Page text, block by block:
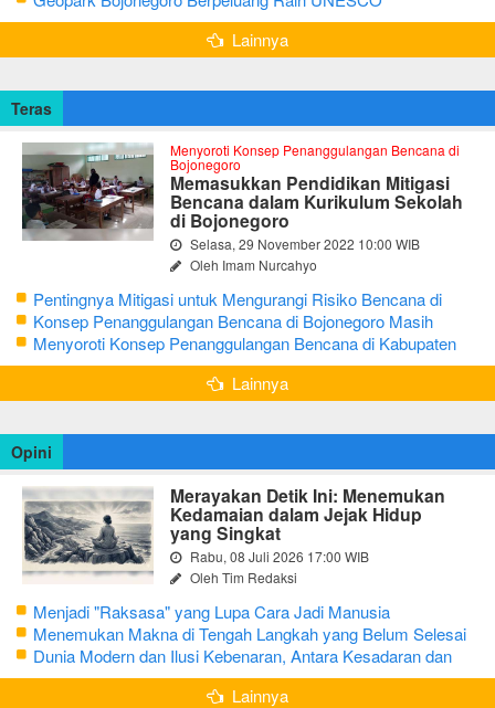
Global Geopark
Lainnya
Teras
Menyoroti Konsep Penanggulangan Bencana di
Bojonegoro
Memasukkan Pendidikan Mitigasi
Bencana dalam Kurikulum Sekolah
di Bojonegoro
Selasa, 29 November 2022 10:00 WIB
Oleh Imam Nurcahyo
Pentingnya Mitigasi untuk Mengurangi Risiko Bencana di
Bojonegoro
Konsep Penanggulangan Bencana di Bojonegoro Masih
Mengutamakan Tanggap Darurat
Menyoroti Konsep Penanggulangan Bencana di Kabupaten
Bojonegoro
Lainnya
Opini
Merayakan Detik Ini: Menemukan
Kedamaian dalam Jejak Hidup
yang Singkat
Rabu, 08 Juli 2026 17:00 WIB
Oleh Tim Redaksi
Menjadi "Raksasa" yang Lupa Cara Jadi Manusia
Menemukan Makna di Tengah Langkah yang Belum Selesai
Dunia Modern dan Ilusi Kebenaran, Antara Kesadaran dan
terjebak Tipu Daya
Lainnya